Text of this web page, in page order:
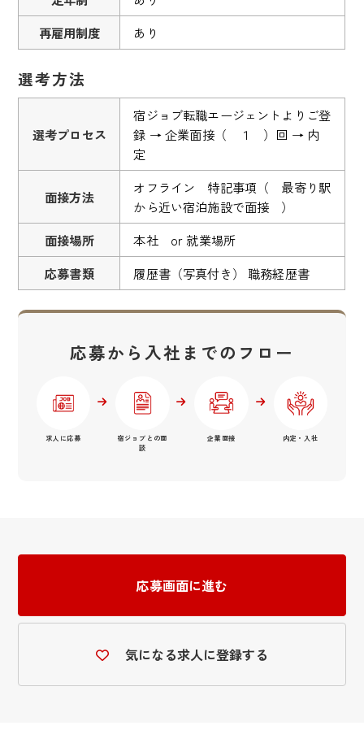
再雇用制度
あり
選考方法
選考プロセス
宿ジョブ転職エージェントよりご登
録 → 企業面接（ １ ）回 → 内
定
面接方法
オフライン 特記事項（ 最寄り駅
から近い宿泊施設で面接 ）
面接場所
本社 or 就業場所
応募書類
履歴書（写真付き） 職務経歴書
応募から入社までのフロー
求人に応募
宿ジョブとの面
談
企業面接 内定・入社
応募画面に進む
気になる求人に登録する